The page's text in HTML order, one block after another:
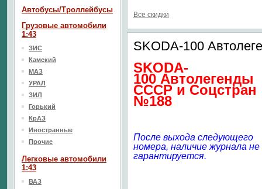
Все скидки
SKODA-100
SKODA-
100 Автолегенды
СССР и Соцстран
№188
После выхода следующего
номера, наличие журнала не
гарантируется.
Автобусы/Троллейбусы
Грузовые автомобили
1:43
ЗИС
Камский
МАЗ
УРАЛ
ЗИЛ
Горький
КрАЗ
Иностранные
Прочие
Легковые автомобили
1:43
ВАЗ